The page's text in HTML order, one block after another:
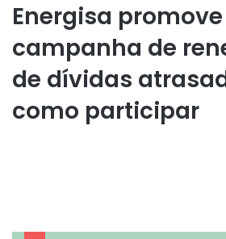
Energisa promove
campanha de
de dívidas
como participar